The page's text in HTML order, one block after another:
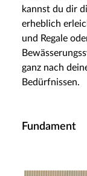
kannst du dir
erheblich
und Regale
ganz nach
Bedürfnissen.
Fundament